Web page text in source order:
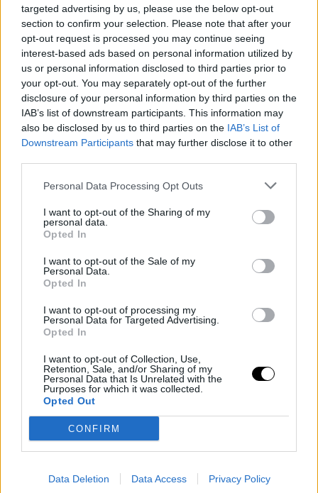
targeted advertising by us, please use the below opt-out
section to confirm your selection. Please note that after your
opt-out request is processed you may continue seeing
interest-based ads based on personal information utilized by
us or personal information disclosed to third parties prior to
your opt-out. You may separately opt-out of the further
disclosure of your personal information by third parties on the
IAB’s list of downstream participants. This information may
also be disclosed by us to third parties on the IAB’s List of
Downstream Participants that may further disclose it to other
Personal Data Processing Opt Outs
I want to opt-out of the Sharing of my
personal data.
Opted In
I want to opt-out of the Sale of my
Personal Data.
Opted In
I want to opt-out of processing my
Personal Data for Targeted Advertising.
Opted In
I want to opt-out of Collection, Use,
Retention, Sale, and/or Sharing of my
Personal Data that Is Unrelated with the
Purposes for which it was collected.
Opted Out
CONFIRM
Data Deletion Data Access Privacy Policy
Οι γυναίκες που κατείχαν θέσεις εξουσίας, ή βρίσκονταν δίπλα
σε άνδρες εξουσίας επέλεγαν σχεδόν αποκλειστικά ρούχα που
έκρυβαν τη φουσκωμένη κοιλιά, σαν η μητρότητα να έπρεπε να
παραμείνει μια ιδιωτική υπόθεση.
η μόδα βρίσκεται στο επίκεντρο αυτής της μεταμόρφωσης.
Κάπως έτσι ξεκίνησε και η δημόσια συζήτηση γύρω από την
Ούσα Βανς, τη σύζυγο του αντιπροέδρου των Ηνωμένων
με το κοραλί φόρεμα από το Old Navy που αγοράστηκε με
έκπτωση έναντι 8,75 δολαρίων (!).
STARS ΣΕ ΕΓΚΥΜΟΣΥΝΗ